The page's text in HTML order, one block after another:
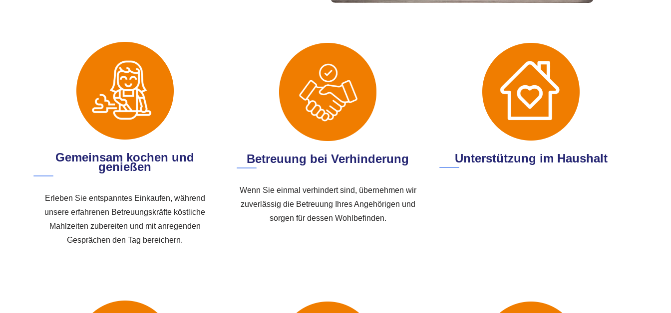
Gemeinsam kochen und
genießen
Erleben Sie entspanntes Einkaufen, während
unsere erfahrenen Betreuungskräfte köstliche
Mahlzeiten zubereiten und mit anregenden
Gesprächen den Tag bereichern.
Betreuung bei Verhinderung
Wenn Sie einmal verhindert sind, übernehmen wir
zuverlässig die Betreuung Ihres Angehörigen und
sorgen für dessen Wohlbefinden.
Unterstützung im Haushalt